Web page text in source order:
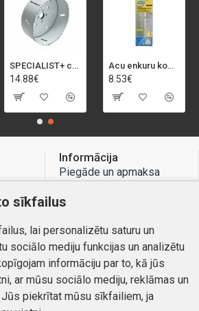
SPECIALIST+ caurumu zāģis BI-METAL, 98 mm
14.88€
Acu enkuru komplekts, 3-13 mm, Rapid, 12 gab.
8.53€
Informācija
Piegāde un apmaksa
Atteikuma tiesības
Kontakti
sīkfailus
lai personalizētu saturu un
sociālo mediju funkcijas un analizētu
informāciju par to, kā jūs
ar mūsu sociālo mediju, reklāmas un
piekrītat mūsu sīkfailiem, ja